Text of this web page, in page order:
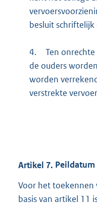
besluit schriftelijk
4.
Ten
de ouders
worden
verstrekte
Artikel 7.
Voor het toekennen
basis van artikel 11